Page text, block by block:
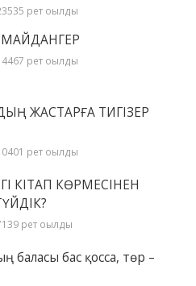
рет оқылды
рет оқылды
ЖАСТАРҒА ТИГІЗЕР
рет оқылды
КІТАП КӨРМЕСІНЕН
рет оқылды
баласы бас қосса, төр –